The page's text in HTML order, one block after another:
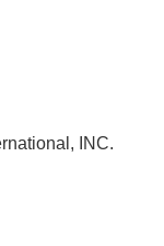
INC.